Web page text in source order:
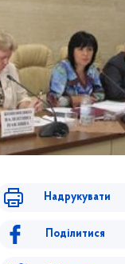
Надрукувати
Поділитися